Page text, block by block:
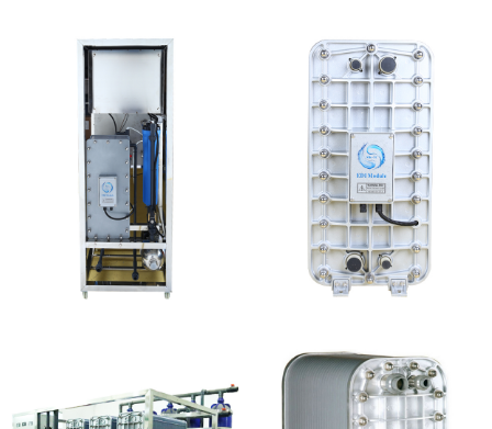
MK-TC100 EDI超纯水
处理设备
PureTec （浦睿）EDI模
块维修